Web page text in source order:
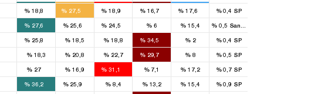
%18,8 % 27,5 % 18,9 %16,7 % 17,6 %0,4 SP
%27,6 %25,6 % 24,5 %6 % 15,4 % 0,5 Sans étiquette
%25,8 % 18,5 % 18,8 %34,5 %2 %0,4 SP
%18,3 % 20,8 % 22,7 %29,7 %8 %0,5 SP
% 27
2
% 16,9 % 31,1 %7,1 % 17,2 %0,7 SP
%36,2 %25,9 %8,4 %13,2 % 15,4 %0,9 SP
7